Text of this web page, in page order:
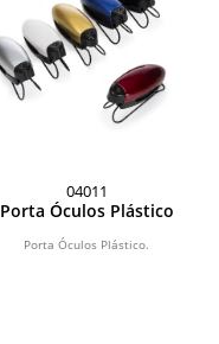
04011
Porta Óculos Plástico
Porta Óculos Plástico.